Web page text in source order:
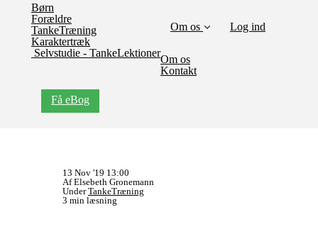
Børn
Forældre
TankeTræning
Karaktertræk
Selvstudie - TankeLektioner
Om os
Om os
Kontakt
Log ind
Få eBog
13 Nov '19 13:00
Af Elsebeth Gronemann
UnderTankeTræning
3 min læsning